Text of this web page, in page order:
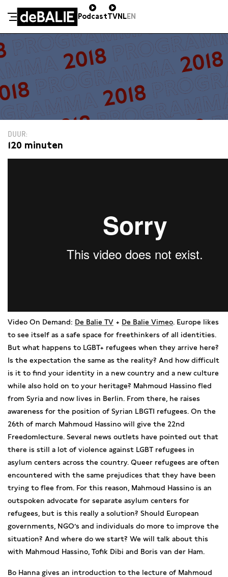
Meteen naar de content
De Balie
PodcastTVNLEN
DUUR
120 minuten
Video On Demand: De Balie TV + De Balie Vimeo. Europe likes
to see itself as a safe space for freethinkers of all identities.
But what happens to LGBT+ refugees when they arrive here?
Is the expectation the same as the reality? And how difficult
is it to find your identity in a new country and a new culture
while also hold on to your heritage? Mahmoud Hassino fled
from Syria and now lives in Berlin. From there, he raises
awareness for the position of Syrian LBGTI refugees. On the
26th of march Mahmoud Hassino will give the 22nd
Freedomlecture. Several news outlets have pointed out that
there is still a lot of violence against LGBT refugees in
asylum centers across the country. Queer refugees are often
encountered with the same prejudices that they have been
trying to flee from. For this reason, Mahmoud Hassino is an
outspoken advocate for separate asylum centers for
refugees, but is this really a solution? Should European
governments, NGO’s and individuals do more to improve the
situation? And where do we start? We will talk about this
with Mahmoud Hassino, Tofik Dibi and Boris van der Ham.
Bo Hanna gives an introduction to the lecture of Mahmoud